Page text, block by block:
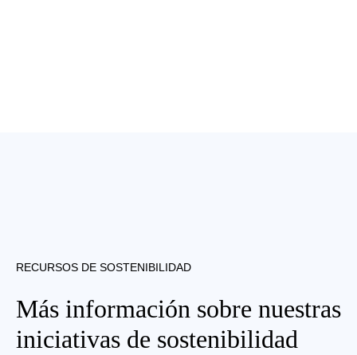
RECURSOS DE SOSTENIBILIDAD
Más información sobre nuestras
iniciativas de sostenibilidad